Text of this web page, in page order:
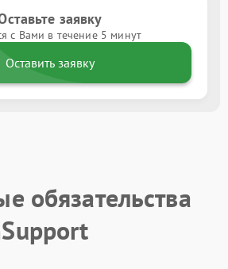
заявку
с Вами в течение 5 минут
Оставить заявку
обязательства